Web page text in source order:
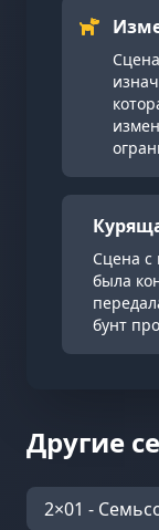
Сцена с
была
бунт
Другие
2×01 -